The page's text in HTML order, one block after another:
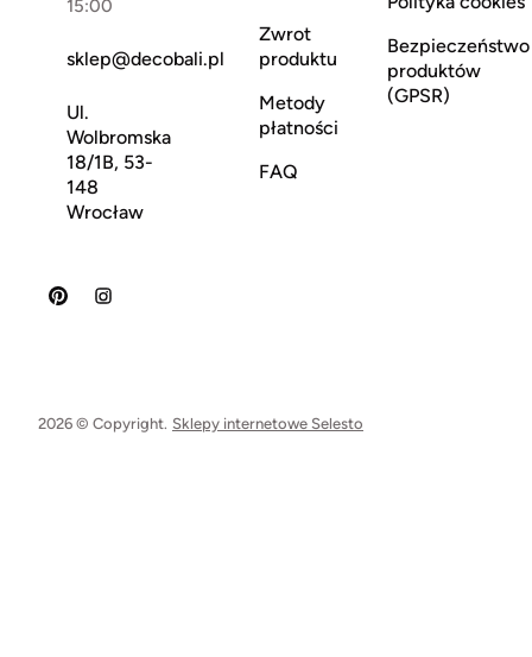
15:00
sklep@decobali.pl
Ul.
Wolbromska
18/1B, 53-
148
Wrocław
Zwrot
produktu
Metody
płatności
FAQ
Bezpieczeństwo
produktów
(GPSR)
2026 © Copyright. Sklepy internetowe Selesto